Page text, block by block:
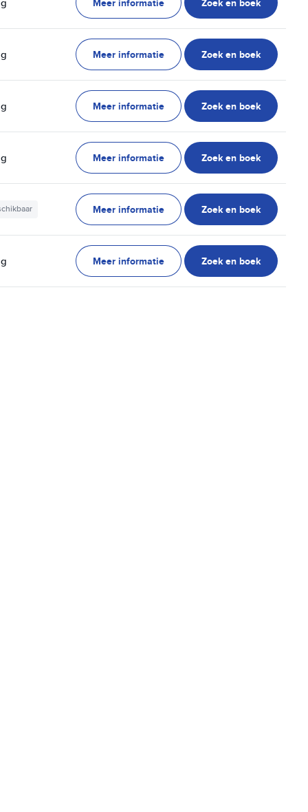
Meer informatie Zoek en boek
Meer informatie Zoek en boek
Meer informatie Zoek en boek
Meer informatie Zoek en boek
Meer informatie Zoek en boek
Meer informatie Zoek en boek